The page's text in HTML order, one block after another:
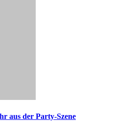
aus der Party-Szene